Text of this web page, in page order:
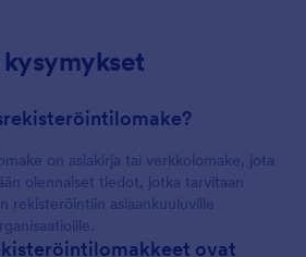
on asiakirja tai verkkolomake, jota
olennaiset tiedot, jotka tarvitaan
rekisteröintiin asiaankuuluville
ovat